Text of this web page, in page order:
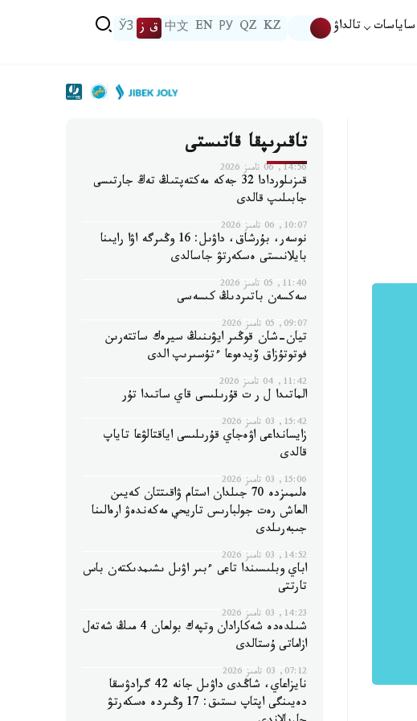
ساياسات تالداۋ KZ
QZ
РУ
EN
中文 ق ز ЎЗ
تاقىرىپقا قاتىستى
14:56, 06 تامىز 2026
قىزىلوردادا 32 جەكە مەكتەپتىڭ تەڭ جارتىسى
جابىلىپ قالدى
10:07, 06 تامىز 2026
نوسەر، بۇرشاق، داۋىل: 16 وڭىرگە اۋا رايىنا
بايلانىستى ەسكەرتۋ جاسالدى
11:40, 05 تامىز 2026
سەكسەن باتىردىڭ كىسەسى
09:07, 05 تامىز 2026
تيان-شان قوڭىر ايۋىنىڭ سيرەك ساتتەرىن
فوتوتۇزاق ۆيدەوعا ءتۇسىرىپ الدى
11:42, 04 تامىز 2026
الماتىدا ل ر ت قۇرىلىسى قاي ساتىدا تۇر
15:42, 03 تامىز 2026
زايسانداعى اۋەجاي قۇرىلىسى اياقتالۋعا تاياپ
قالدى
15:06, 03 تامىز 2026
ەلىمىزدە 70 جىلدان استام ۋاقىتتان كەيىن
العاش رەت جولبارىس تاريحي مەكەندەۋ ارەالىنا
جىبەرىلدى
14:52, 03 تامىز 2026
اباي وبلىسىندا تاعى ءبىر اۋىل ىشىمدىكتەن باس
تارتتى
14:23, 03 تامىز 2026
شىلدەدە شەكارادان وتپەك بولعان 4 مىڭ شەتەل
ازاماتى ۇستالدى
07:12, 03 تامىز 2026
نايزاعاي، شاڭدى داۋىل جانە 42 گرادۋسقا
دەيىنگى اپتاپ ىستىق: 17 وڭىردە ەسكەرتۋ